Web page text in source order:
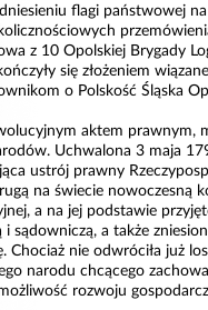
flagi państwowej
z 10 Opolskiej Brygady
się złożeniem
o Polskość Śląska
aktem prawnym,
Uchwalona 3 maja
ustrój prawny
na świecie nowoczesną
a na jej podstawie
sądowniczą, a także
Chociaż nie odwróciła już
narodu chcącego
rozwoju